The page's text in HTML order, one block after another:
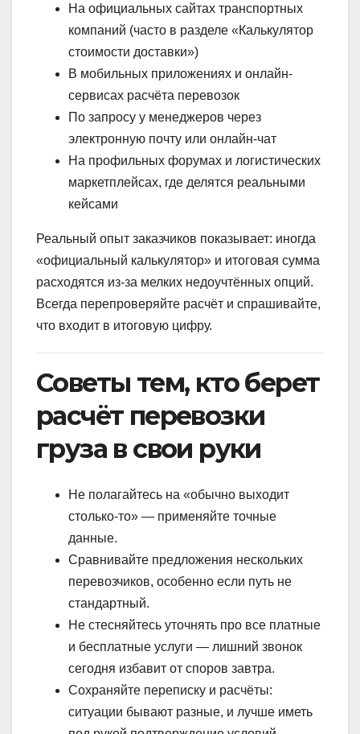
На официальных сайтах транспортных
компаний (часто в разделе «Калькулятор
стоимости доставки»)
В мобильных приложениях и онлайн-
сервисах расчёта перевозок
По запросу у менеджеров через
электронную почту или онлайн-чат
На профильных форумах и логистических
маркетплейсах, где делятся реальными
кейсами
Реальный опыт заказчиков показывает: иногда
«официальный калькулятор» и итоговая сумма
расходятся из-за мелких недоучтённых опций.
Всегда перепроверяйте расчёт и спрашивайте,
что входит в итоговую цифру.
Советы тем, кто берет
расчёт перевозки
груза в свои руки
Не полагайтесь на «обычно выходит
столько-то» — применяйте точные
данные.
Сравнивайте предложения нескольких
перевозчиков, особенно если путь не
стандартный.
Не стесняйтесь уточнять про все платные
и бесплатные услуги — лишний звонок
сегодня избавит от споров завтра.
Сохраняйте переписку и расчёты:
ситуации бывают разные, и лучше иметь